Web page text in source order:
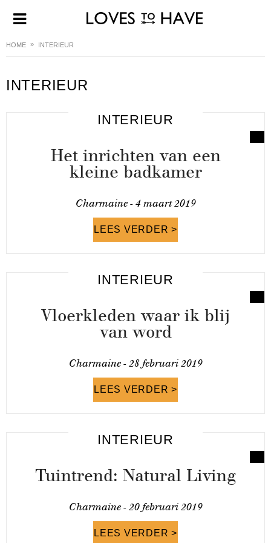
HOME INTERIEUR
INTERIEUR
INTERIEUR
Het inrichten van een
kleine badkamer
Charmaine - 4 maart 2019
LEES VERDER >
INTERIEUR
Vloerkleden waar ik blij
van word
Charmaine - 28 februari 2019
LEES VERDER >
INTERIEUR
Tuintrend: Natural Living
Charmaine - 20 februari 2019
LEES VERDER >